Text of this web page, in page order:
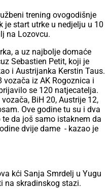
trening ovogodišnje
je start utrke u nedjelju u 10
na Lozovcu.
a uz najbolje domaće
Sebastien Petit, koji je
i Austrijanka Kerstin Taus.
vozača iz AK Rogoznica i
se 120 natjecatelja.
BiH 20, Austrije 12,
Ove godine tu su i dva
da još samo istaknem da
dvije dame - kazao je
kći Sanja Smrdelj u Yugu
na skradinskog stazi.